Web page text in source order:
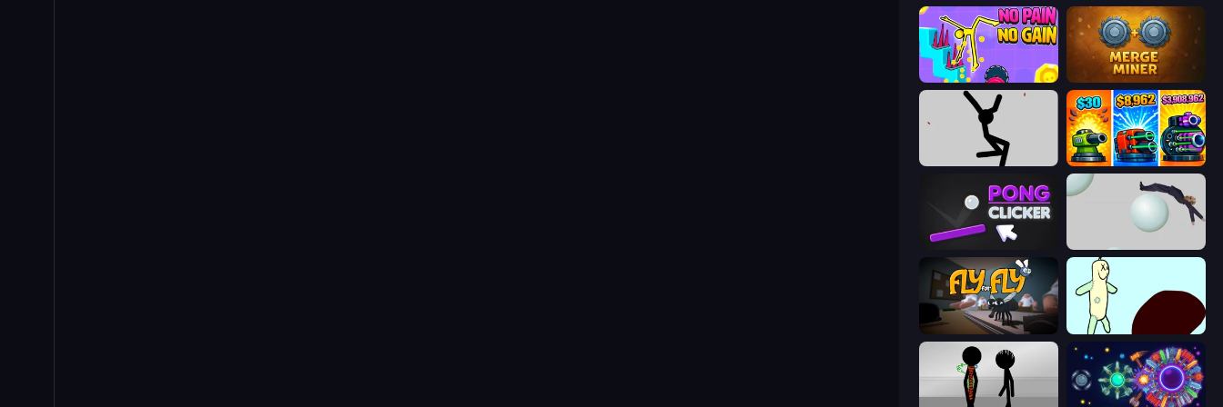
No Pain No Gain - Ragdoll Sandbox Merge Miner
Pumpkin Defense: Merge Cannon
Pong Clicker Bush Ragdoll
Fly for Fly Doodieman Voodoo